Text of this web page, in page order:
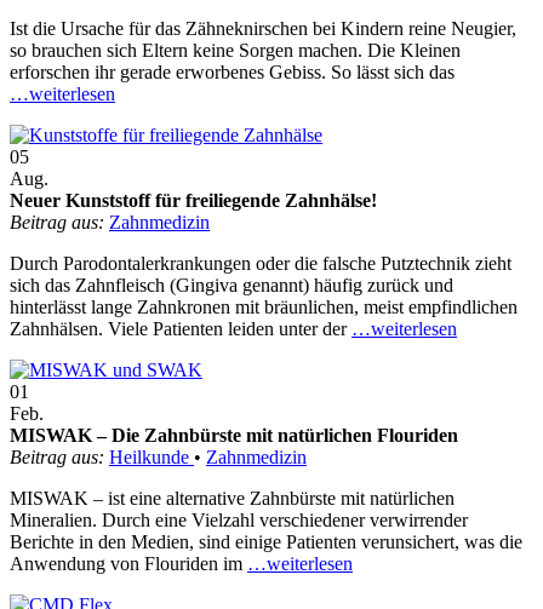
Ist die Ursache für das Zähneknirschen bei Kindern reine Neugier,
so brauchen sich Eltern keine Sorgen machen. Die Kleinen
erforschen ihr gerade erworbenes Gebiss. So lässt sich das
…weiterlesen
05
Aug.
Neuer Kunststoff für freiliegende Zahnhälse!
Beitrag aus: Zahnmedizin
Durch Parodontalerkrankungen oder die falsche Putztechnik zieht
sich das Zahnfleisch (Gingiva genannt) häufig zurück und
hinterlässt lange Zahnkronen mit bräunlichen, meist empfindlichen
Zahnhälsen. Viele Patienten leiden unter der …weiterlesen
01
Feb.
MISWAK – Die Zahnbürste mit natürlichen Flouriden
Beitrag aus: Heilkunde • Zahnmedizin
MISWAK – ist eine alternative Zahnbürste mit natürlichen
Mineralien. Durch eine Vielzahl verschiedener verwirrender
Berichte in den Medien, sind einige Patienten verunsichert, was die
Anwendung von Flouriden im …weiterlesen